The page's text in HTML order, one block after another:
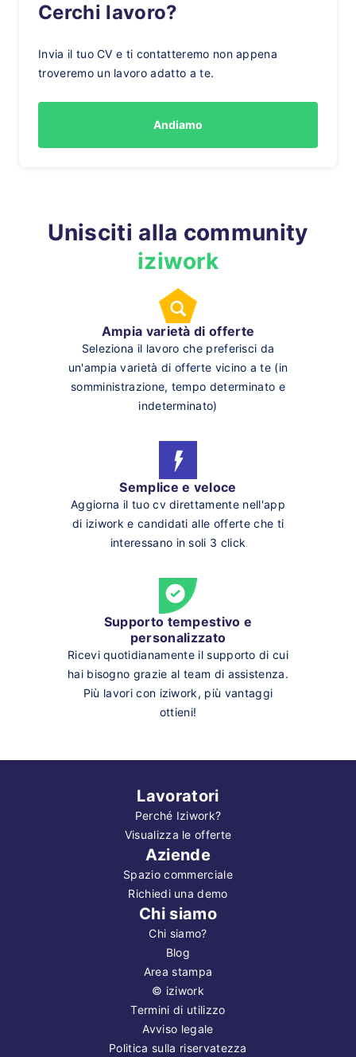
Cerchi lavoro?
Invia il tuo CV e ti contatteremo non appena
troveremo un lavoro adatto a te.
Andiamo
Unisciti alla community
iziwork
Ampia varietà di offerte
Seleziona il lavoro che preferisci da
un'ampia varietà di offerte vicino a te (in
somministrazione, tempo determinato e
indeterminato)
Semplice e veloce
Aggiorna il tuo cv direttamente nell'app
di iziwork e candidati alle offerte che ti
interessano in soli 3 click
Supporto tempestivo e
personalizzato
Ricevi quotidianamente il supporto di cui
hai bisogno grazie al team di assistenza.
Più lavori con iziwork, più vantaggi
ottieni!
Lavoratori
Perché Iziwork?
Visualizza le offerte
Aziende
Spazio commerciale
Richiedi una demo
Chi siamo
Chi siamo?
Blog
Area stampa
© iziwork
Termini di utilizzo
Avviso legale
Politica sulla riservatezza